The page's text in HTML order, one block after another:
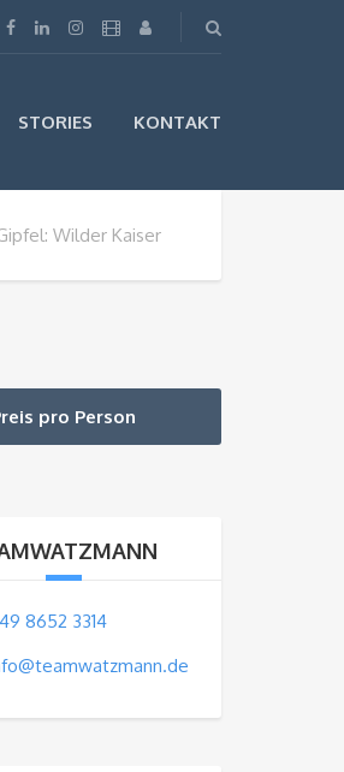
STORIES KONTAKT
Wilder Kaiser
pro Person
8652 3314